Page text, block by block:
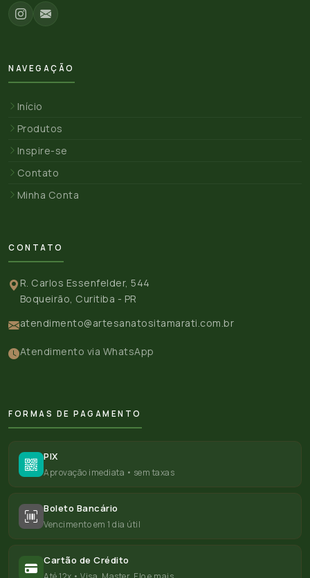
NAVEGAÇÃO
Início
Produtos
Inspire-se
Contato
Minha Conta
CONTATO
R. Carlos Essenfelder, 544
Boqueirão, Curitiba - PR
atendimento@artesanatositamarati.com.br
Atendimento via WhatsApp
FORMAS DE PAGAMENTO
PIX
Aprovação imediata • sem taxas
Boleto Bancário
Vencimento em 1 dia útil
Cartão de Crédito